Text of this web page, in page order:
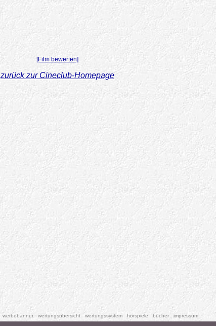
[Film bewerten]
zurück zur Cineclub-Homepage
werbebanner wertungsübersicht wertungssystem hörspiele bücher impressum